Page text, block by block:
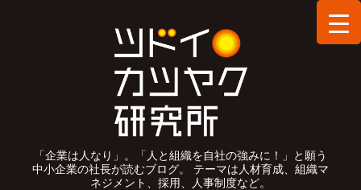
「企業は人なり」。「人と組織を自社の強みに！」と願う
中小企業の社長が読むブログ。 テーマは人材育成、組織マ
ネジメント、採用、人事制度など。